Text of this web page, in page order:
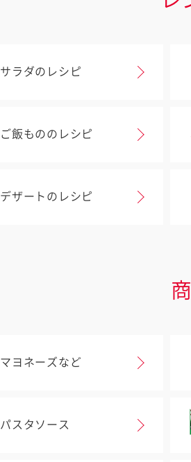
サラダのレシピ
ご飯もののレシピ
デザートのレシピ
マヨネーズなど
パスタソース